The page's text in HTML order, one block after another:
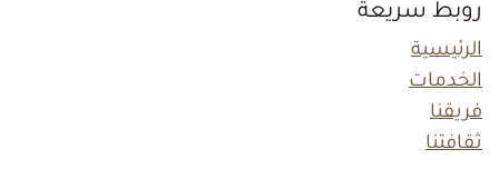
روبط سريعة
الرئيسية
الخدمات
فريقنا
ثقافتنا